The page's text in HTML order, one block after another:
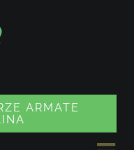
ARMATE